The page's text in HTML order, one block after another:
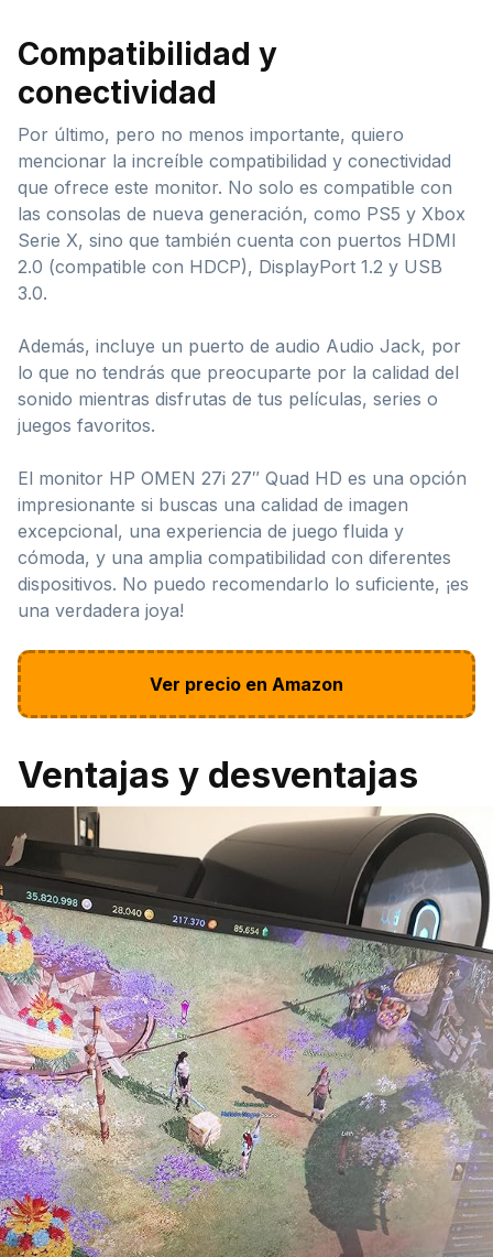
Compatibilidad y
conectividad
Por último, pero no menos importante, quiero
mencionar la increíble compatibilidad y conectividad
que ofrece este monitor. No solo es compatible con
las consolas de nueva generación, como PS5 y Xbox
Serie X, sino que también cuenta con puertos HDMI
2.0 (compatible con HDCP), DisplayPort 1.2 y USB
3.0.
Además, incluye un puerto de audio Audio Jack, por
lo que no tendrás que preocuparte por la calidad del
sonido mientras disfrutas de tus películas, series o
juegos favoritos.
El monitor HP OMEN 27i 27″ Quad HD es una opción
impresionante si buscas una calidad de imagen
excepcional, una experiencia de juego fluida y
cómoda, y una amplia compatibilidad con diferentes
dispositivos. No puedo recomendarlo lo suficiente, ¡es
una verdadera joya!
Ver precio en Amazon
Ventajas y desventajas